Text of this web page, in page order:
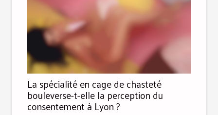
La spécialité en cage de chasteté
bouleverse-t-elle la perception du
consentement à Lyon ?